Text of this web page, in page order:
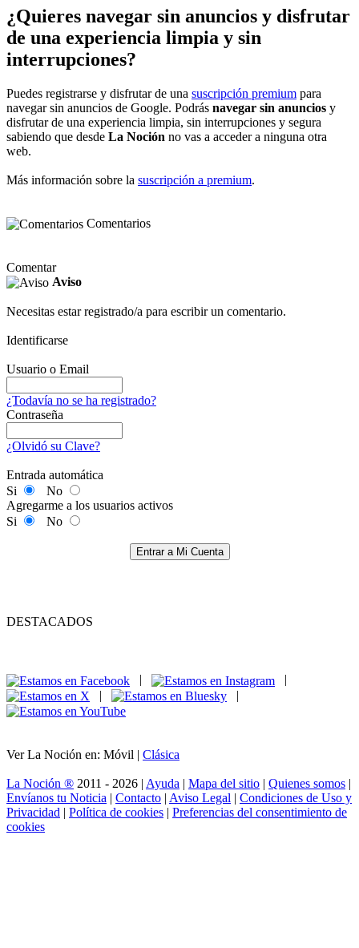
¿Quieres navegar sin anuncios y disfrutar
de una experiencia limpia y sin
interrupciones?
Puedes registrarse y disfrutar de una suscripción premium para
navegar sin anuncios de Google. Podrás navegar sin anuncios y
disfrutar de una experiencia limpia, sin interrupciones y segura
sabiendo que desde La Noción no vas a acceder a ninguna otra
web.
Más información sobre la suscripción a premium.
Comentarios
Comentar
Aviso
Necesitas estar registrado/a para escribir un comentario.
Identificarse
Usuario o Email
¿Todavía no se ha registrado?
Contraseña
¿Olvidó su Clave?
Entrada automática
Si
No
Agregarme a los usuarios activos
Si
No
Entrar a Mi Cuenta
DESTACADOS
|
|
Ver La Noción en: Móvil | Clásica
La Noción ® 2011 - 2026 | Ayuda | Mapa del sitio | Quienes somos |
Envíanos tu Noticia | Contacto | Aviso Legal | Condiciones de Uso y
Privacidad | Política de cookies | Preferencias del consentimiento de
cookies